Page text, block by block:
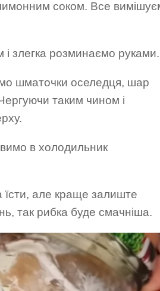
соком. Все
злегка розминаємо руками.
шматочки оселедця, шар
таким чином і
в холодильник
але краще залиште
так рибка буде смачніша.